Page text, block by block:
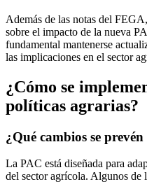
Además de las notas del
sobre el impacto de la nueva
fundamental mantenerse
las implicaciones en el sector
¿Cómo se
políticas agrarias?
¿Qué cambios se
La PAC está diseñada para
del sector agrícola. Algunos de